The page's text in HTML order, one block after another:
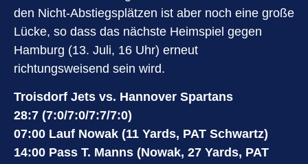
den Nicht-Abstiegsplätzen ist aber noch eine große
Lücke, so dass das nächste Heimspiel gegen
Hamburg (13. Juli, 16 Uhr) erneut
richtungsweisend sein wird.
Troisdorf Jets vs. Hannover Spartans
28:7 (7:0/7:0/7:7/7:0)
07:00 Lauf Nowak (11 Yards, PAT Schwartz)
14:00 Pass T. Manns (Nowak, 27 Yards, PAT